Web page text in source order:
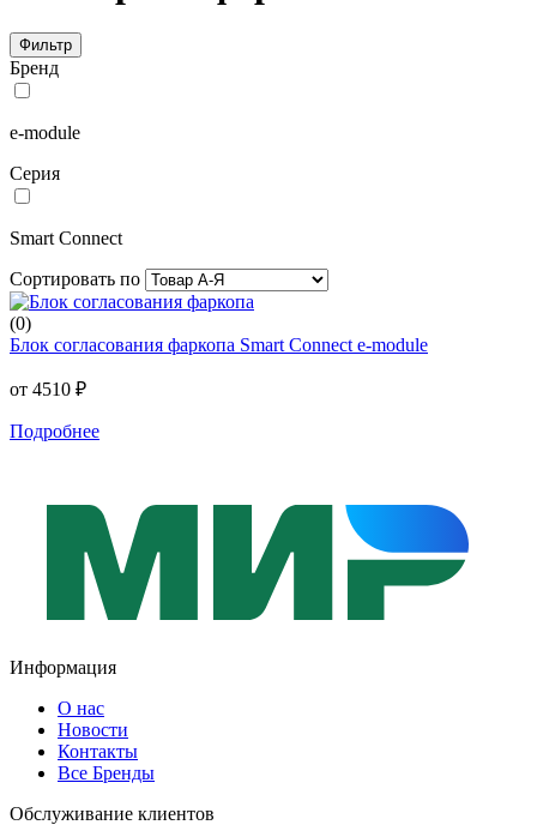
Фильтр
Бренд
e-module
Серия
Smart Connect
Сортировать по
(0)
Блок согласования фаркопа Smart Connect e-module
от 4510 ₽
Подробнее
Информация
О нас
Новости
Контакты
Все Бренды
Обслуживание клиентов